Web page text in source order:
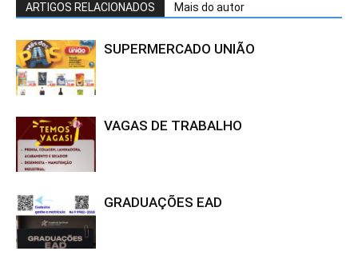
ARTIGOS RELACIONADOS Mais do autor
SUPERMERCADO UNIÃO
VAGAS DE TRABALHO
GRADUAÇÕES EAD